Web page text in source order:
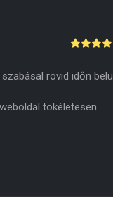
rövid időn belül
tökéletesen